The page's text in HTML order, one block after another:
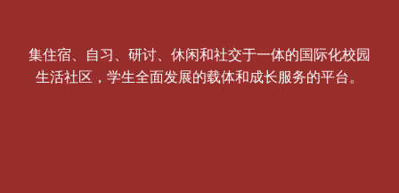
集住宿、自习、研讨、休闲和社交于一体的国际化校园
生活社区，学生全面发展的载体和成长服务的平台。